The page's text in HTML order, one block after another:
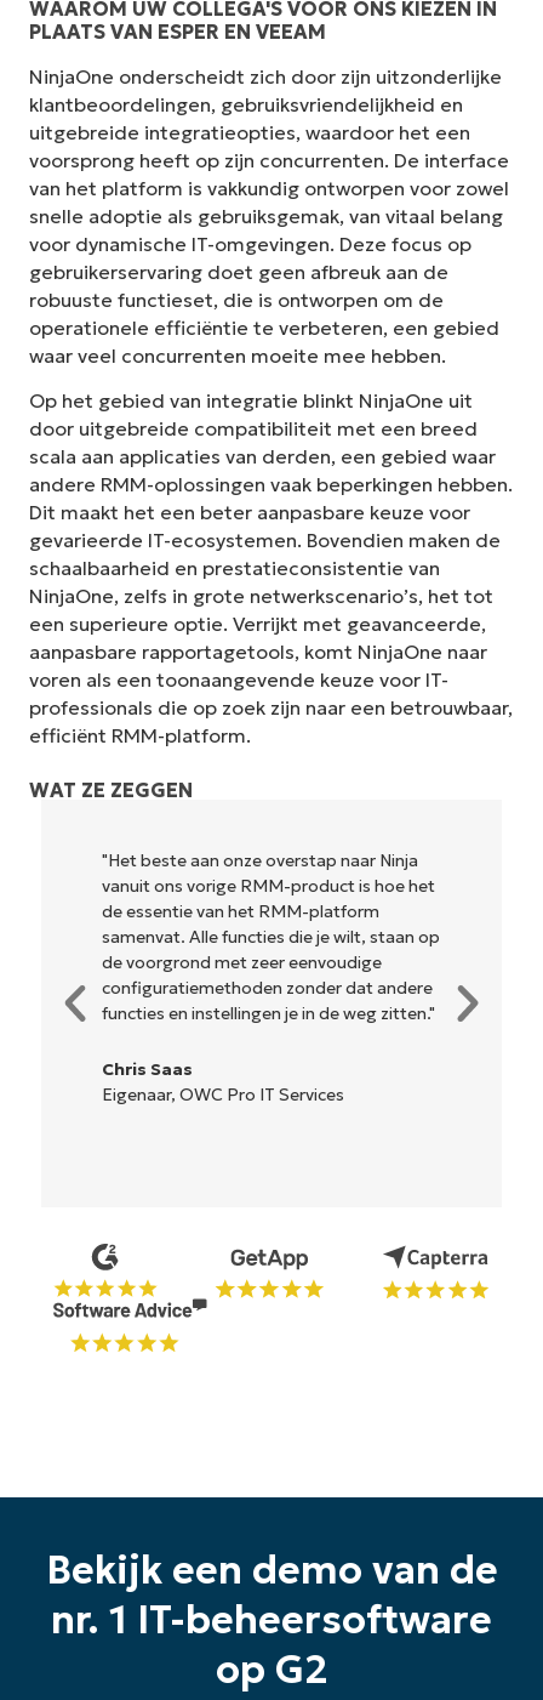
WAAROM UW COLLEGA'S VOOR ONS KIEZEN IN
PLAATS VAN ESPER EN VEEAM
NinjaOne onderscheidt zich door zijn uitzonderlijke
klantbeoordelingen, gebruiksvriendelijkheid en
uitgebreide integratieopties, waardoor het een
voorsprong heeft op zijn concurrenten. De interface
van het platform is vakkundig ontworpen voor zowel
snelle adoptie als gebruiksgemak, van vitaal belang
voor dynamische IT-omgevingen. Deze focus op
gebruikerservaring doet geen afbreuk aan de
robuuste functieset, die is ontworpen om de
operationele efficiëntie te verbeteren, een gebied
waar veel concurrenten moeite mee hebben.
Op het gebied van integratie blinkt NinjaOne uit
door uitgebreide compatibiliteit met een breed
scala aan applicaties van derden, een gebied waar
andere RMM-oplossingen vaak beperkingen hebben.
Dit maakt het een beter aanpasbare keuze voor
gevarieerde IT-ecosystemen. Bovendien maken de
schaalbaarheid en prestatieconsistentie van
NinjaOne, zelfs in grote netwerkscenario’s, het tot
een superieure optie. Verrijkt met geavanceerde,
aanpasbare rapportagetools, komt NinjaOne naar
voren als een toonaangevende keuze voor IT-
professionals die op zoek zijn naar een betrouwbaar,
efficiënt RMM-platform.
WAT ZE ZEGGEN
beste aan onze overstap naar Ninja
ons vorige RMM-product is hoe het
essentie van het RMM-platform
Alle functies die je wilt, staan op
voorgrond met zeer eenvoudige
zonder dat andere
en instellingen je in de weg zitten."
OWC Pro IT Services
Bekijk een demo van de
nr. 1 IT-beheersoftware
op G2